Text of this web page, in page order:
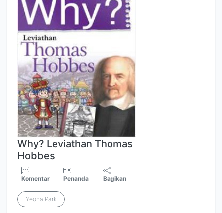
Why? Leviathan Thomas
Hobbes
Komentar Penanda Bagikan
Yeona Park